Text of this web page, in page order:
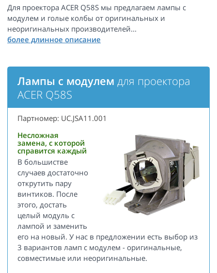
Для проектора ACER Q58S мы предлагаем лампы с
модулем и голые колбы от оригинальных и
неоригинальных производителей...
Лампы с модулем для проектора
ACER Q58S
Партномер: UC.JSA11.001
Несложная
замена, с которой
справится каждый
В большистве
случаев достаточно
открутить пару
винтиков. После
этого, достать
целый модуль с
лампой и заменить
его на новый. У нас в предложении есть выбор из
3 вариантов ламп с модулем - оригинальные,
совместимые или неоригинальные.